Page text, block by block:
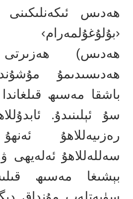
ھەدىس ئىكەنلىكىنى
ھەدىس) ھەزىرتى
ھەدىسىدىمۇ
باشقا مەسىھ
سۇ ئېلىنىدۇ.
رەزىيەللاھۇ
سەللەللاھۇ ئەلەيھى
بېشىغا مەسىھ